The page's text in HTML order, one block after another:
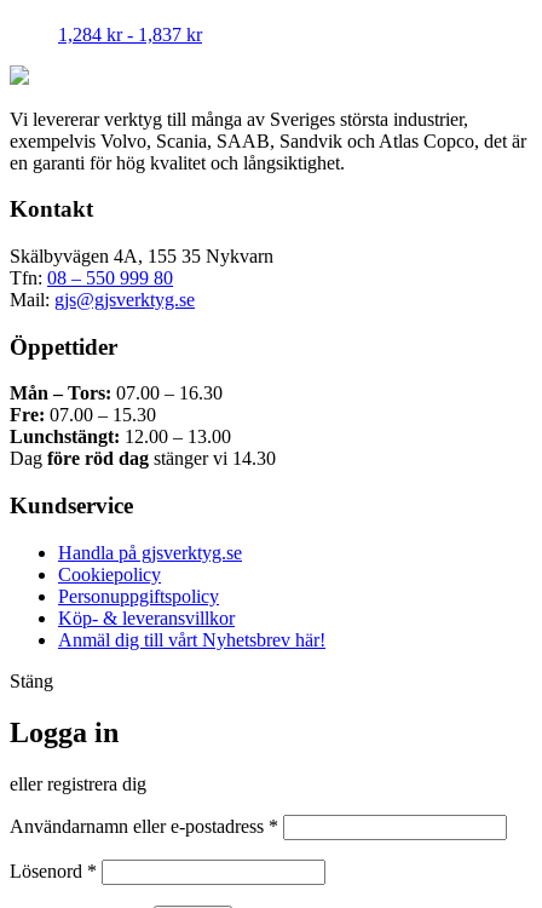
1,284 kr - 1,837 krDen
flera
varianter.
De
väljas
Vi levererar verktyg till många av Sveriges största industrier,
exempelvis Volvo, Scania, SAAB, Sandvik och Atlas Copco, det är
en garanti för hög kvalitet och långsiktighet.
Kontakt
Skälbyvägen 4A, 155 35 Nykvarn
Tfn: 08 – 550 999 80
Mail: gjs@gjsverktyg.se
Öppettider
Mån – Tors: 07.00 – 16.30
Fre: 07.00 – 15.30
Lunchstängt: 12.00 – 13.00
Dag före röd dag stänger vi 14.30
Kundservice
Handla på gjsverktyg.se
Cookiepolicy
Personuppgiftspolicy
Köp- & leveransvillkor
Anmäl dig till vårt Nyhetsbrev här!
Stäng
Logga in
eller registrera dig
Användarnamn eller e-postadress *
Lösenord *